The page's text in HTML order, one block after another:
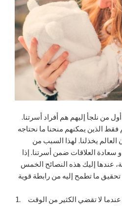
من نلجأ إليهم هم أفراد أسرتنا.
الذين يمكنهم منحنا ما نحتاجه
يخذلنا. لهذا السبب من
العلاقات ضمن أسرتنا. إذا
عندها إليك هذه النصائح الخمس
ما تطمح إليه من رابطة قوية
1. قضاء الكثير من الوقت معاً – عندما لا تقضي الكثير من الوقت